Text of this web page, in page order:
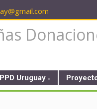
PPD Uruguay